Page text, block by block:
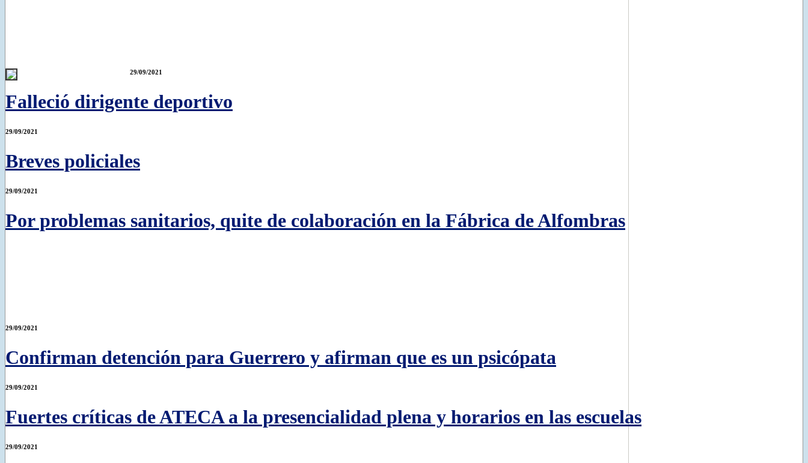
29/09/2021
Falleció dirigente deportivo
29/09/2021
Breves policiales
29/09/2021
Por problemas sanitarios, quite de colaboración en la Fábrica de Alfombras
29/09/2021
Confirman detención para Guerrero y afirman que es un psicópata
29/09/2021
Fuertes críticas de ATECA a la presencialidad plena y horarios en las escuelas
29/09/2021